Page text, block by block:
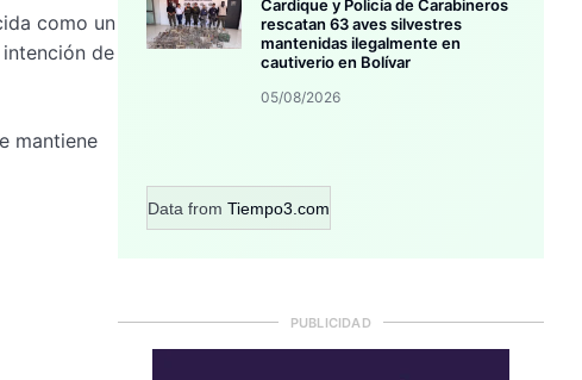
como un
de
mantiene
Cardique y Policía de Carabineros
rescatan 63 aves silvestres
mantenidas ilegalmente en
cautiverio en Bolívar
05/08/2026
Data from Tiempo3.com
PUBLICIDAD